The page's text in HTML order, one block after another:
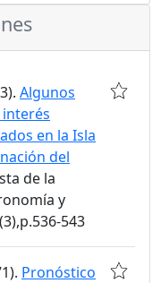
Algunos
en la Isla
del
de la
y
543
Pronóstico